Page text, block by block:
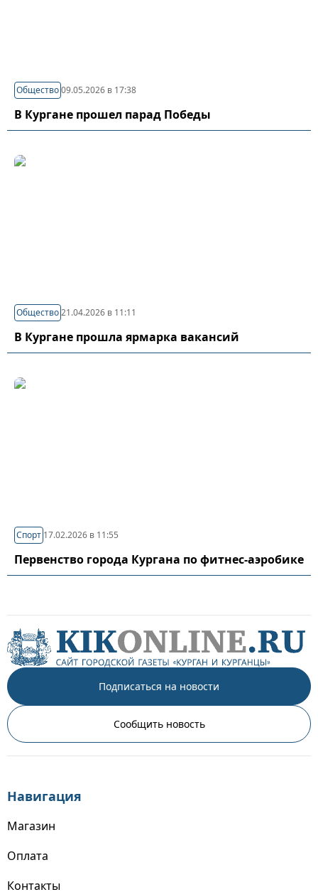
Общество09.05.2026 в 17:38
В Кургане прошел парад Победы
Общество21.04.2026 в 11:11
В Кургане прошла ярмарка вакансий
Спорт 17.02.2026 в 11:55
Первенство города Кургана по фитнес-аэробике
Подписаться на новости
Сообщить новость
Навигация
Магазин
Оплата
Контакты